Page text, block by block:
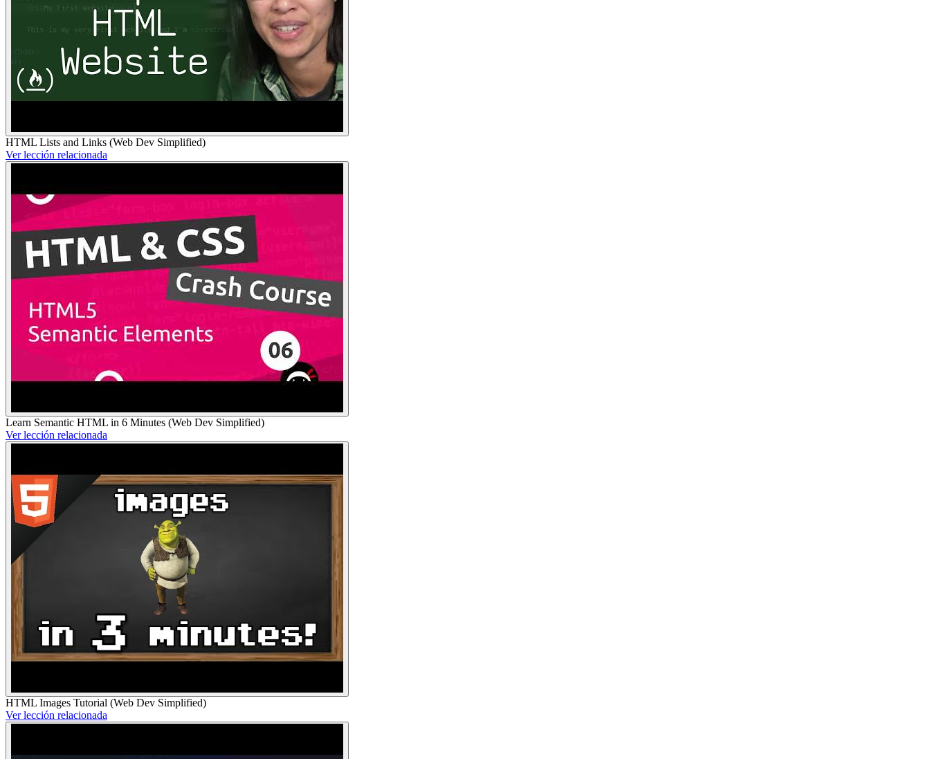
HTML Lists and Links (Web Dev Simplified)
Ver lección relacionada
Learn Semantic HTML in 6 Minutes (Web Dev Simplified)
Ver lección relacionada
HTML Images Tutorial (Web Dev Simplified)
Ver lección relacionada